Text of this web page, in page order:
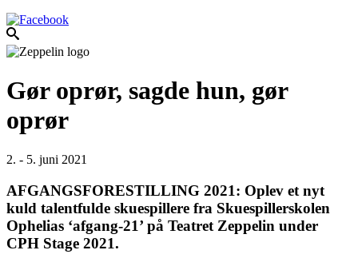
Gør oprør, sagde hun, gør
oprør
2. - 5. juni 2021
AFGANGSFORESTILLING 2021: Oplev et nyt
kuld talentfulde skuespillere fra Skuespillerskolen
Ophelias ‘afgang-21’ på Teatret Zeppelin under
CPH Stage 2021.